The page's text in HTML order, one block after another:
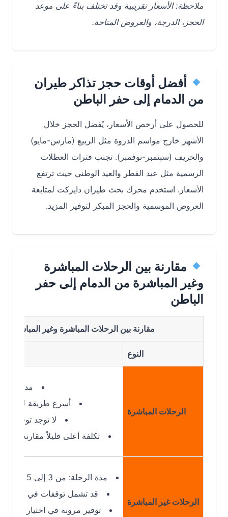
ملاحظة: الأسعار تقريبية وقد تختلف بناءً على موعد
الحجز، الدرجة، والعروض المتاحة.
أفضل أوقات حجز تذاكر طيران
من الدمام إلى حفر الباطن
للحصول على أرخص الأسعار، يُفضل الحجز خلال
الأشهر خارج مواسم الذروة مثل الربيع (مارس-مايو)
والخريف (سبتمبر-نوفمبر). تجنب فترات العطلات
الرسمية مثل عيد الفطر والعيد الوطني حيث ترتفع
الأسعار. استخدم محرك بحث طيران دايركت لمتابعة
العروض الموسمية والحجز المبكر لتوفير المزيد.
مقارنة بين الرحلات المباشرة
وغير المباشرة من الدمام إلى حفر
الباطن
مقارنة بين الرحلات المباشرة وغير المباشرة من
الرحلات المباشرة
مدة الرحلة: حوالي 1
أسرع طريقة للوصول إلى
لا توجد توقفات أو
تكلفة أعلى قليلاً مقارنة بالرحلات
الرحلات غير المباشرة
مدة الرحلة: من 3 إلى 5 ساعات (حسب التوقف).
قد تشمل توقفات في مدن مثل
توفير مرونة في اختيار الوجهات